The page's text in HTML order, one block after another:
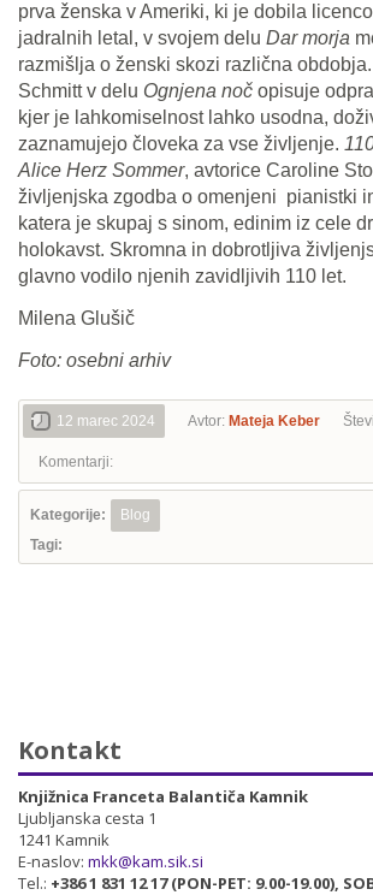
prva ženska v Ameriki, ki je dobila
jadralnih letal, v svojem delu Dar morja
razmišlja o ženski skozi različna
Schmitt v delu Ognjena noč opisuje
kjer je lahkomiselnost lahko usodna,
zaznamujejo človeka za vse življenje.
Alice Herz Sommer, avtorice Caroline
življenjska zgodba o omenjeni pianistki
katera je skupaj s sinom, edinim iz cele
holokavst. Skromna in dobrotljiva
glavno vodilo njenih zavidljivih 110 let.
Milena Glušič
Foto: osebni arhiv
12 marec 2024 Avtor: Mateja Keber
Komentarji:
Kategorije:
Blog
Tagi:
Kontakt
Knjižnica Franceta Balantiča Kamnik
Ljubljanska cesta 1
1241 Kamnik
E-naslov: mkk@kam.sik.si
Tel.: +386 1 831 12 17 (PON-PET: 9.00-19.00),